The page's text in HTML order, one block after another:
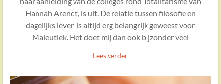
Hannah Arendt, is uit. De relatie tussen filosofie en
dagelijks leven is altijd erg belangrijk geweest voor
Maieutiek. Het doet mij dan ook bijzonder veel
Lees verder